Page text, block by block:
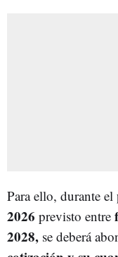
Para ello, durante el
2026 previsto entre
2028, se deberá